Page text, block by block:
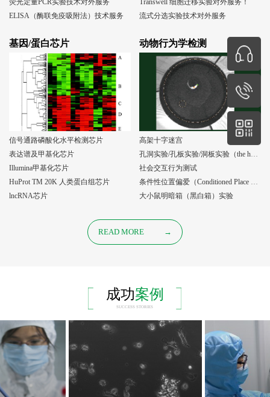
荧光定量PCR实验技术对外服务
ELISA（酶联免疫吸附法）技术服务
Transwell 细胞迁移实验对外服务！
流式分选实验技术对外服务
基因/蛋白芯片
信号通路磷酸化水平检测芯片
表达谱及甲基化芯片
Illumina甲基化芯片
HuProt TM 20K 人类蛋白组芯片
lncRNA芯片
动物行为学检测
高架十字迷宫
孔洞实验/孔板实验/洞板实验（the holeboard test）
社会交互行为测试
条件性位置偏爱（Conditioned Place Preference, CPP）实验
大小鼠明暗箱（黑白箱）实验
READ MORE →
成功案例
SUCCESS STORIES